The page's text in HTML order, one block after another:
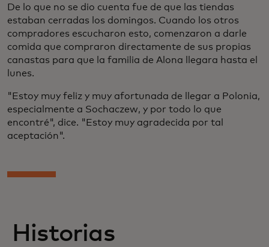
De lo que no se dio cuenta fue de que las tiendas
estaban cerradas los domingos. Cuando los otros
compradores escucharon esto, comenzaron a darle
comida que compraron directamente de sus propias
canastas para que la familia de Alona llegara hasta el
lunes.
"Estoy muy feliz y muy afortunada de llegar a Polonia,
especialmente a Sochaczew, y por todo lo que
encontré", dice. "Estoy muy agradecida por tal
aceptación".
Historias